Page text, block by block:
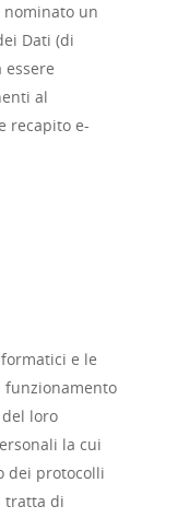
nominato un
Dati (di
essere
al
recapito e-
e le
funzionamento
loro
la cui
dei protocolli
tratta di